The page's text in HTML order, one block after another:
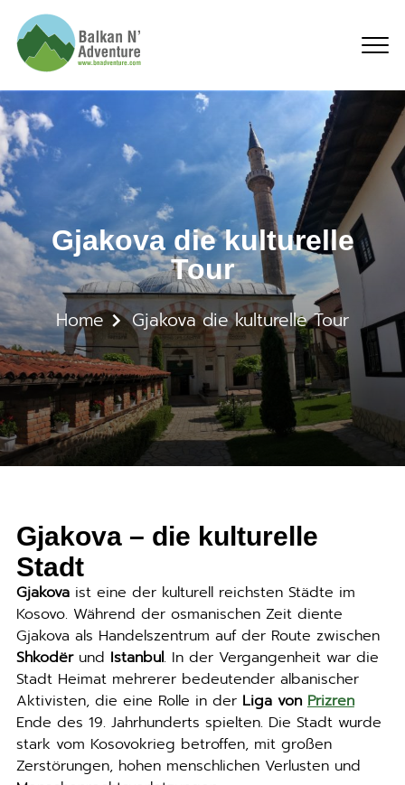
Gjakova die kulturelle
Gjakova die kulturelle
Tour
Home Gjakova die kulturelle Tour
Gjakova – die kulturelle
Stadt
Gjakovaist eine der kulturell reichsten Städte im
Kosovo. Während der osmanischen Zeit diente
Gjakova als Handelszentrum auf der Route zwischen
Shkodërund Istanbul. In der Vergangenheit war die
Stadt Heimat mehrerer bedeutender albanischer
Aktivisten, die eine Rolle in der Liga von Prizren
Ende des 19. Jahrhunderts spielten. Die Stadt wurde
stark vom Kosovokrieg betroffen, mit großen
Zerstörungen, hohen menschlichen Verlusten und